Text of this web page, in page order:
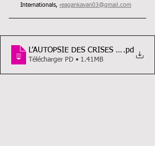
Internationals, reagankavan03@gmail.com
L’AUTOPSIE DES CRISES DE.pd
Télécharger PD • 1.41MB